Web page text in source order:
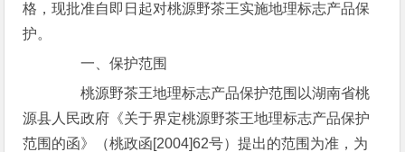
格，现批准自即日起对桃源野茶王实施地理标志产品保
护。
一、保护范围
桃源野茶王地理标志产品保护范围以湖南省桃
源县人民政府《关于界定桃源野茶王地理标志产品保护
范围的函》（桃政函[2004]62号）提出的范围为准，为